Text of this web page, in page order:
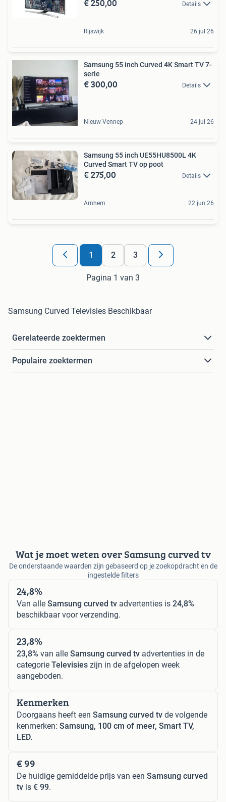
Details
Rijswijk 26 jul 26
Samsung 55 inch Curved 4K Smart TV 7-
serie
€ 300,00 Details
Nieuw-Vennep 24 jul 26
Samsung 55 inch UE55HU8500L 4K
Curved Smart TV op poot
€ 275,00 Details
Arnhem 22 jun 26
1 2 3
Pagina 1 van 3
Samsung Curved Televisies Beschikbaar
Gerelateerde zoektermen
Populaire zoektermen
Wat je moet weten over Samsung curved tv
De onderstaande waarden zijn gebaseerd op je zoekopdracht en de
ingestelde filters
24,8%
Van alle Samsung curved tv advertenties is 24,8%
beschikbaar voor verzending.
23,8%
23,8% van alle Samsung curved tv advertenties in de
categorie Televisies zijn in de afgelopen week
aangeboden.
Kenmerken
Doorgaans heeft een Samsung curved tv de volgende
kenmerken: Samsung, 100 cm of meer, Smart TV,
LED.
€ 99
De huidige gemiddelde prijs van een Samsung curved
tv is € 99.